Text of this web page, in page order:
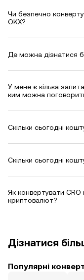
Чи безпечно
OKX?
Де можна дізнатися
У мене є кілька
ким можна
Скільки сьогодні
Скільки сьогодні
Як конвертувати
криптовалют?
Дізнатися
Популярні